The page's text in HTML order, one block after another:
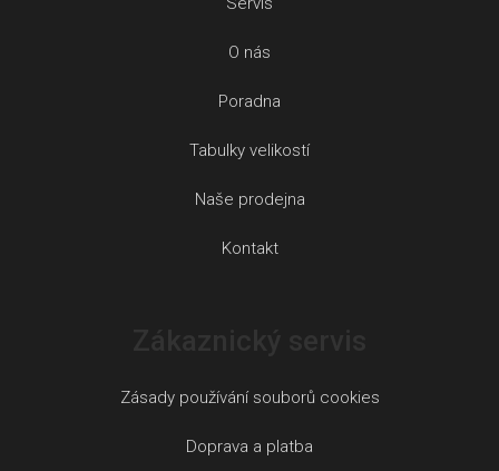
O nás
Poradna
Tabulky velikostí
Naše prodejna
Kontakt
Zásady používání souborů cookies
Doprava a platba